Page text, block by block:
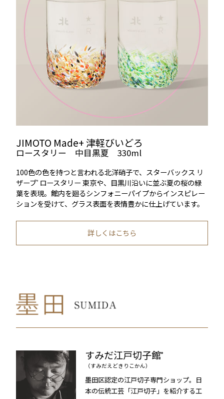
JIMOTO Made+ 津軽びいどろ
ロースタリー 中目黒夏 330ml
100色の色を持つと言われる北洋硝子で、スターバックス リ
ザーブ®︎ ロースタリー 東京や、目黒川沿いに並ぶ夏の桜の緑
葉を表現。館内を廻るシンフォニーパイプからインスピレー
ションを受けて、グラス表面を表情豊かに仕上げています。
詳しくはこちら
すみだ江戸切子館®
（すみだえどきりこかん）
墨田区認定の江戸切子専門ショップ。日
本の伝統工芸「江戸切子」を紹介する工